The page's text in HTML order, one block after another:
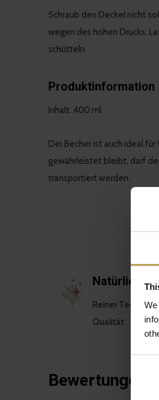
Schraub den Deckel nicht
wegen des hohen Drucks.
schütteln.
Produktinformation
Inhalt: 400 ml
Der Becher ist auch ideal
gewährleistet bleibt, darf
transportiert werden.
Natürlich
Reiner Tee von
Qualität
Bewertungen